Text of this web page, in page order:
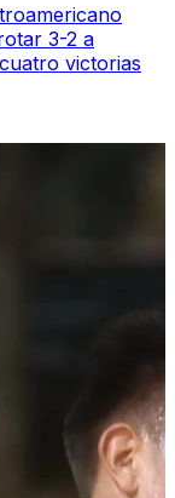
3-2 a
victorias